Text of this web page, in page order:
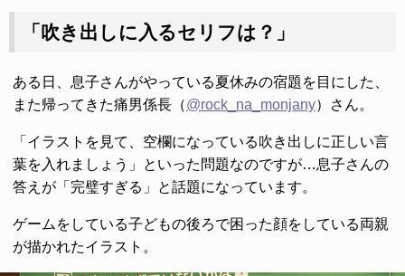
「吹き出しに入るセリフは？」
ある日、息子さんがやっている夏休みの宿題を目にした、
また帰ってきた痛男係長（@rock_na_monjany）さん。
「イラストを見て、空欄になっている吹き出しに正しい言
葉を入れましょう」といった問題なのですが…息子さんの
答えが「完璧すぎる」と話題になっています。
ゲームをしている子どもの後ろで困った顔をしている両親
が描かれたイラスト。